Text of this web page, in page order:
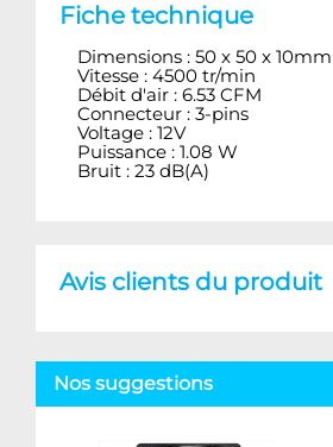
Fiche technique
Dimensions : 50 x 50 x 10mm
Vitesse : 4500 tr/min
Débit d'air : 6.53 CFM
Connecteur : 3-pins
Voltage : 12V
Puissance : 1.08 W
Bruit : 23 dB(A)
Avis clients du produit
Nos suggestions